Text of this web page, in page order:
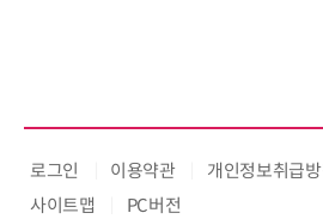
로그인 이용약관 개인정보취급
사이트맵
PC버전